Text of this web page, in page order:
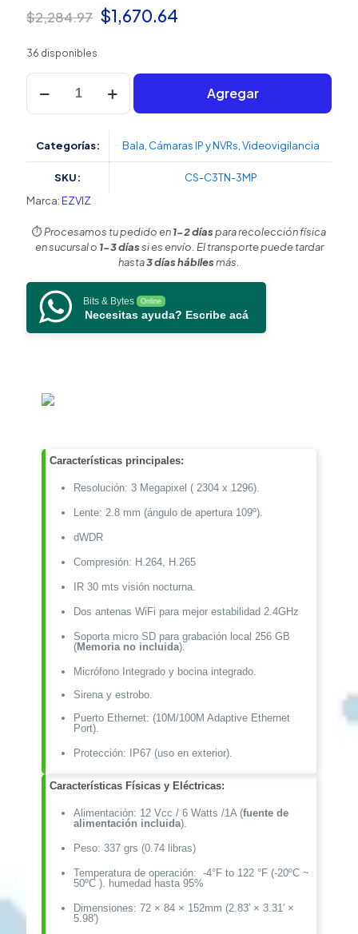
$2,284.97 El
era:
$2,284.97.
$1,670.64
$1,670.64.
36 disponibles
Bala
3
Audio
Dos
Vías
Nocturna
Color
/
Exterior
Agregar
Categorías: Bala Cámaras IP y NVRs Videovigilancia
SKU:
CS-C3TN-3MP
Marca:EZVIZ
⏱️Procesamos tu pedido en1-2 díaspara recolección física
en sucursal o 1-3 díassi es envío. El transporte puede tardar
hasta3 días hábilesmás.
Bits & Bytes Online
Necesitas ayuda? Escribe acá
Características principales:
Resolución: 3 Megapixel ( 2304 x 1296).
Lente: 2.8 mm (ángulo de apertura 109º).
dWDR
Compresión: H.264, H.265
IR 30 mts visión nocturna.
Dos antenas WiFi para mejor estabilidad 2.4GHz
Soporta micro SD para grabación local 256 GB
(Memoria no incluida).
Micrófono Integrado y bocina integrado.
Sirena y estrobo.
Puerto Ethernet: (10M/100M Adaptive Ethernet
Port).
Protección: IP67 (uso en exterior).
Características Físicas y Eléctricas:
Alimentación: 12 Vcc / 6 Watts /1A (fuente de
alimentación incluida).
Peso: 337 grs (0.74 libras)
Temperatura de operación: -4°F to 122 °F (-20ºC ~
50ºC ). humedad hasta 95%
Dimensiones: 72 × 84 × 152mm (2.83′ × 3.31′ ×
5.98′)